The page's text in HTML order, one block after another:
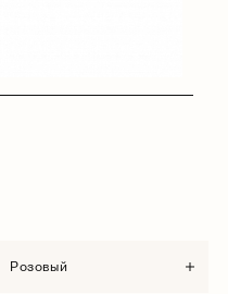
розовый